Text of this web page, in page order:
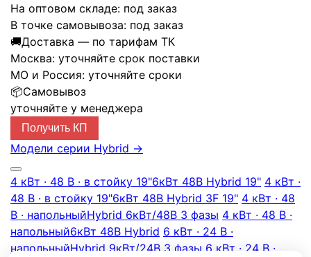
На оптовом складе: под заказ
В точке самовывоза: под заказ
🚚Доставка — по тарифам ТК
Москва: уточняйте срок поставки
МО и Россия: уточняйте сроки
📦Самовывоз
уточняйте у менеджера
Получить КП
Модели серии Hybrid →
4 кВт · 48 В · в стойку 19"6кВт 48В Hybrid 19" 4 кВт ·
48 В · в стойку 19"6кВт 48В Hybrid 3F 19" 4 кВт · 48
В · напольныйHybrid 6кВт/48В 3 фазы 4 кВт · 48 В ·
напольный6кВт 48В Hybrid 6 кВт · 24 В ·
напольныйHybrid 9кВт/24В 3 фазы 6 кВт · 24 В ·